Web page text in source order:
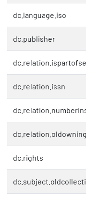
dc.language.iso
dc.publisher
dc.relation.issn
dc.rights